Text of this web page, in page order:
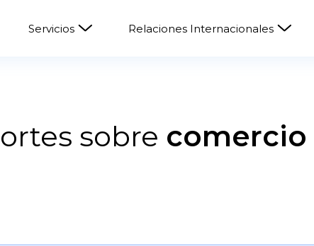
Servicios Relaciones Internacionales
sobre comercio